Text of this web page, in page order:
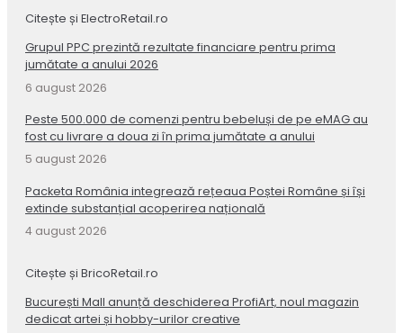
Citește și ElectroRetail.ro
Grupul PPC prezintă rezultate financiare pentru prima
jumătate a anului 2026
6 august 2026
Peste 500.000 de comenzi pentru bebeluși de pe eMAG au
fost cu livrare a doua zi în prima jumătate a anului
5 august 2026
Packeta România integrează rețeaua Poștei Române și își
extinde substanțial acoperirea națională
4 august 2026
Citește și BricoRetail.ro
București Mall anunță deschiderea ProfiArt, noul magazin
dedicat artei și hobby-urilor creative